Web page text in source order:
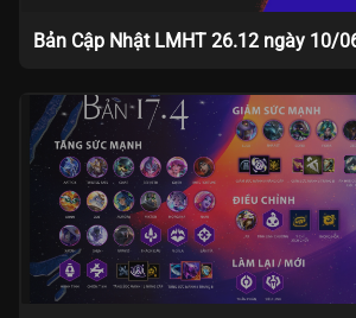
Bản Cập Nhật LMHT 26.12 ngày 10/